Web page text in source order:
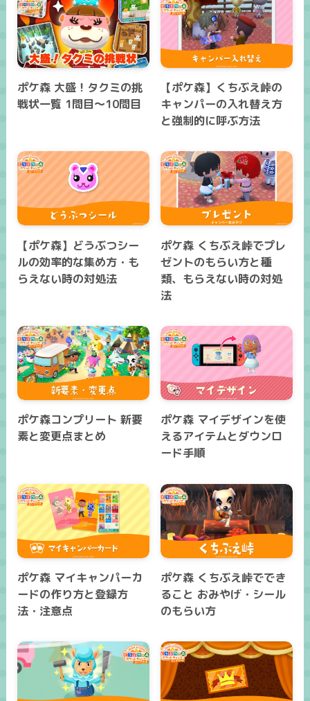
ポケ森 大盛！タクミの挑
戦状一覧 1問目～10問目
【ポケ森】くちぶえ峠の
キャンパーの入れ替え方
と強制的に呼ぶ方法
【ポケ森】どうぶつシー
ルの効率的な集め方・も
らえない時の対処法
ポケ森 くちぶえ峠でプレ
ゼントのもらい方と種
類、もらえない時の対処
法
ポケ森コンプリート 新要
素と変更点まとめ
ポケ森 マイデザインを使
えるアイテムとダウンロ
ード手順
ポケ森 マイキャンパーカ
ードの作り方と登録方
法・注意点
ポケ森 くちぶえ峠ででき
ること おみやげ・シール
のもらい方